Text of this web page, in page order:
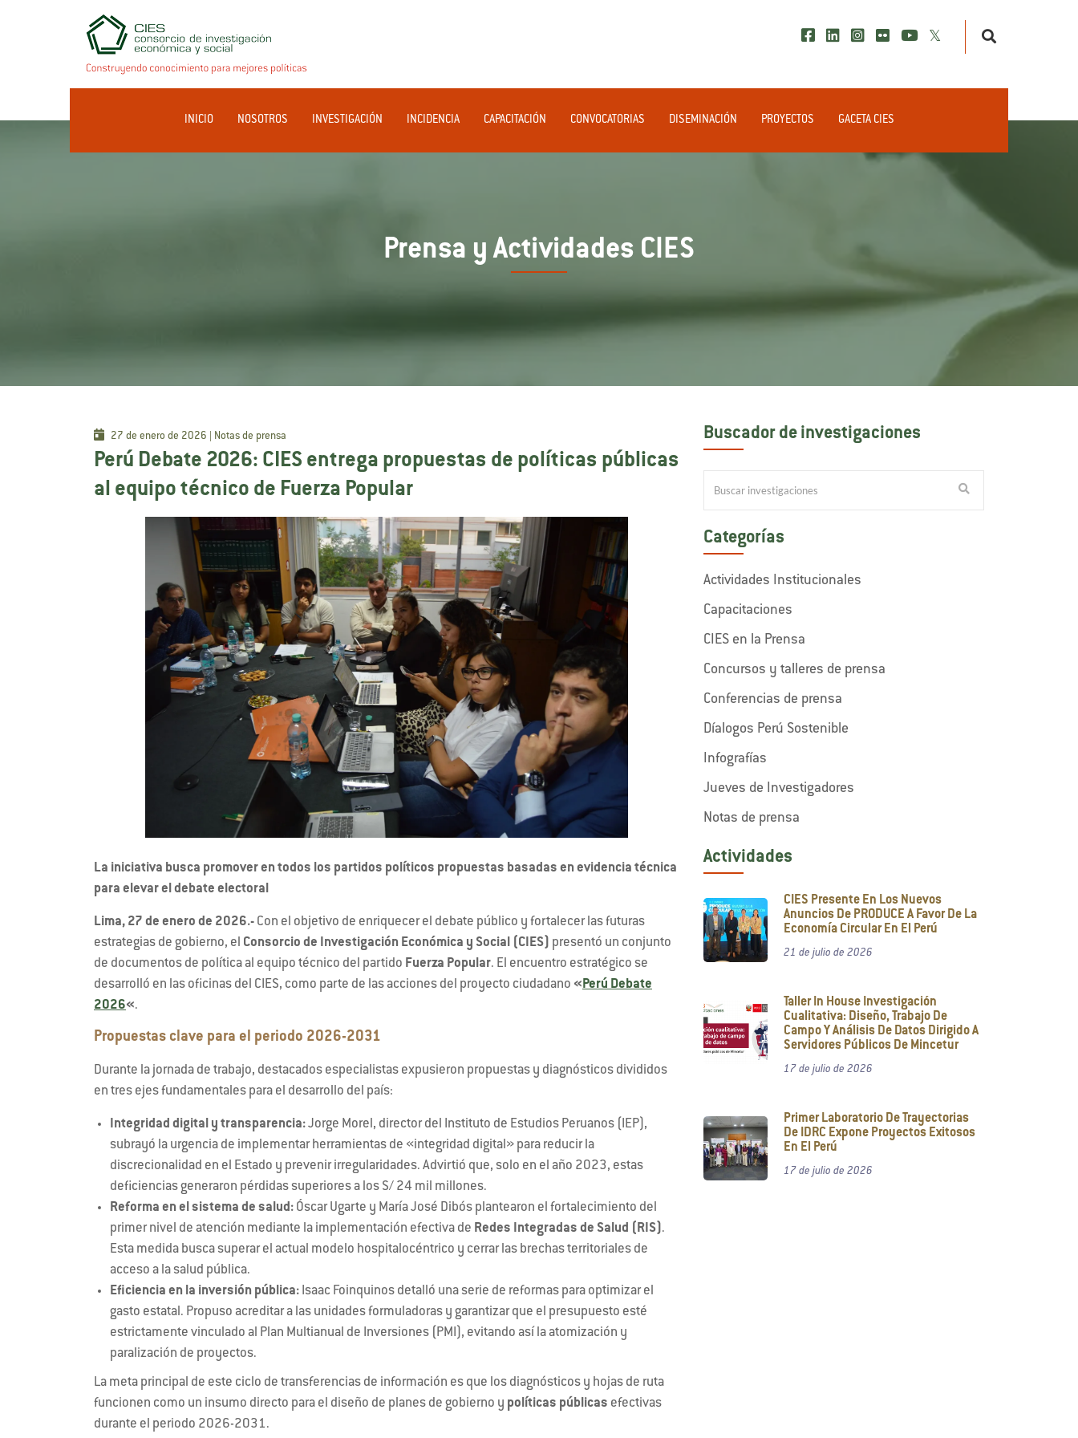
INICIO NOSOTROS INVESTIGACIÓN INCIDENCIA CAPACITACIÓN CONVOCATORIAS DISEMINACIÓN PROYECTOS GACETA CIES
Prensa y Actividades CIES
27 de enero de 2026 | Notas de prensa
Perú Debate 2026: CIES entrega propuestas de políticas públicas
al equipo técnico de Fuerza Popular
La iniciativa busca promover en todos los partidos políticos propuestas basadas en evidencia técnica
para elevar el debate electoral
Lima, 27 de enero de 2026.- Con el objetivo de enriquecer el debate público y fortalecer las futuras
estrategias de gobierno, el Consorcio de Investigación Económica y Social (CIES)
presentó un conjunto
de documentos de política al equipo técnico del partido Fuerza Popular. El encuentro estratégico se
desarrolló en las oficinas del CIES, como parte de las acciones del proyecto ciudadano « Perú Debate
2026«.
Propuestas clave para el periodo 2026-2031
Durante la jornada de trabajo, destacados especialistas expusieron propuestas y diagnósticos divididos
en tres ejes fundamentales para el desarrollo del país:
Integridad digital y transparencia:Jorge Morel, director del Instituto de Estudios Peruanos (IEP),
subrayó la urgencia de implementar herramientas de «integridad digital» para reducir la
discrecionalidad en el Estado y prevenir irregularidades. Advirtió que, solo en el año 2023, estas
deficiencias generaron pérdidas superiores a los S/ 24 mil millones.
Reforma en el sistema de salud: Óscar Ugarte y María José Dibós plantearon el fortalecimiento del
primer nivel de atención mediante la implementación efectiva de Redes Integradas de Salud (RIS) .
Esta medida busca superar el actual modelo hospitalocéntrico y cerrar las brechas territoriales de
acceso a la salud pública.
Eficiencia en la inversión pública: Isaac Foinquinos detalló una serie de reformas para optimizar el
gasto estatal. Propuso acreditar a las unidades formuladoras y garantizar que el presupuesto esté
estrictamente vinculado al Plan Multianual de Inversiones (PMI), evitando así la atomización y
paralización de proyectos.
La meta principal de este ciclo de transferencias de información es que los diagnósticos y hojas de ruta
funcionen como un insumo directo para el diseño de planes de gobierno y políticas públicas efectivas
durante el periodo 2026-2031.
Buscador de investigaciones
Categorías
Actividades Institucionales
Capacitaciones
CIES en la Prensa
Concursos y talleres de prensa
Conferencias de prensa
Díalogos Perú Sostenible
Infografías
Jueves de Investigadores
Notas de prensa
Actividades
CIES Presente En Los Nuevos
Anuncios De PRODUCE A Favor De La
Economía Circular En El Perú
21 de julio de 2026
Taller In House Investigación
Cualitativa: Diseño, Trabajo De
Campo Y Análisis De Datos Dirigido A
Servidores Públicos De Mincetur
17 de julio de 2026
Primer Laboratorio De Trayectorias
De IDRC Expone Proyectos Exitosos
En El Perú
17 de julio de 2026